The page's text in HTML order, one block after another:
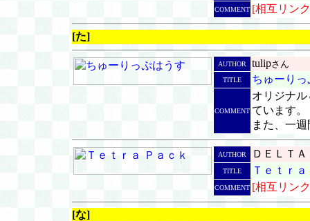
COMMENT [相互リン
[た]
AUTHOR tulipさん
TITLE ちゅーり
COMMENT
オリジナ
ています。
また、一
AUTHOR ＤＥＬＴ
TITLE Ｔｅｔｒ
COMMENT [相互リン
[な]